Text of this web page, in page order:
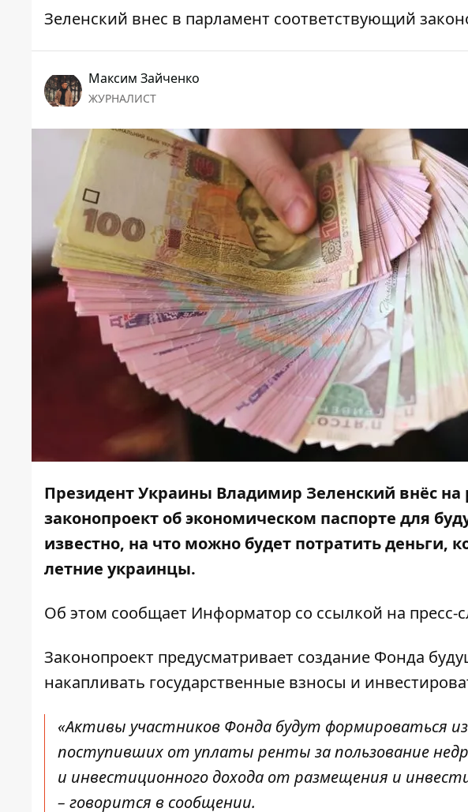
Зеленский внес в парламент соответствующий
Максим Зайченко
ЖУРНАЛИСТ
Президент Украины Владимир Зеленский внёс
законопроект об экономическом паспорте для
известно, на что можно будет потратить деньги,
летние украинцы.
Об этом сообщает Информатор со ссылкой на пресс-
Законопроект предусматривает создание Фонда
накапливать государственные взносы и
«Активы участников Фонда будут формироваться
поступивших от уплаты ренты за пользование
и инвестиционного дохода от размещения и
– говорится в сообщении.